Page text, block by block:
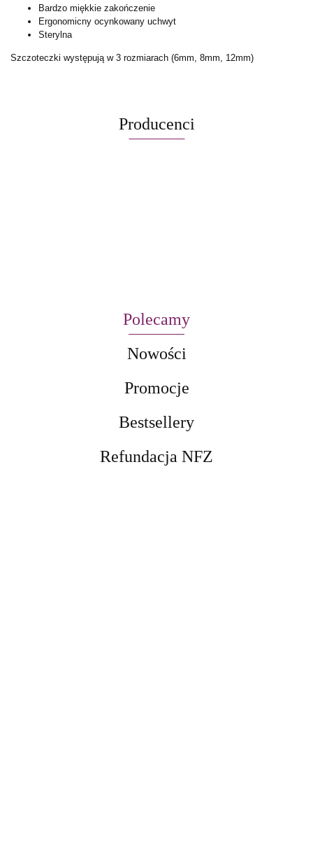
Bardzo miękkie zakończenie
Ergonomicny ocynkowany uchwyt
Sterylna
Szczoteczki występują w 3 rozmiarach (6mm, 8mm, 12mm)
Producenci
Polecamy
Nowości
Promocje
Bestsellery
Refundacja NFZ